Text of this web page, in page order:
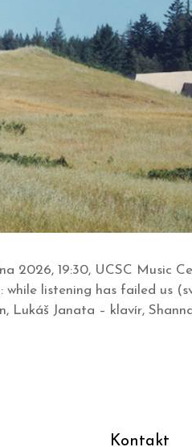
2026, 19:30, UCSC Music
while listening has failed us
Lukáš Janata – klavír,
Kontakt